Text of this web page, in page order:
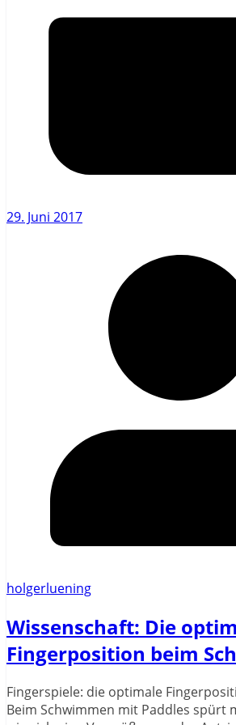
29. Juni 2017
holgerluening
Wissenschaft: Die
Fingerposition beim
Fingerspiele: die optimale
Beim Schwimmen mit Paddles spürt